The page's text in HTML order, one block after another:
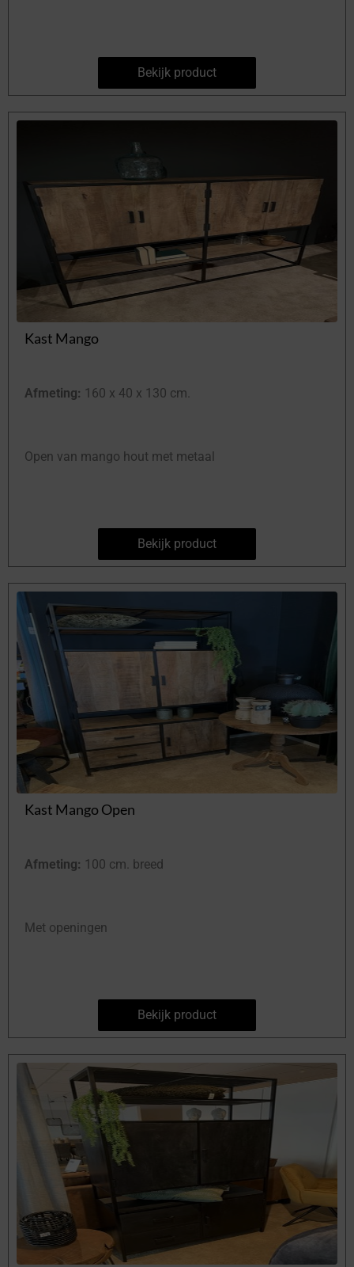
Bekijk product
Kast Mango
Afmeting: 160 x 40 x 130 cm.
Open van mango hout met metaal
Bekijk product
Kast Mango Open
Afmeting: 100 cm. breed
Met openingen
Bekijk product